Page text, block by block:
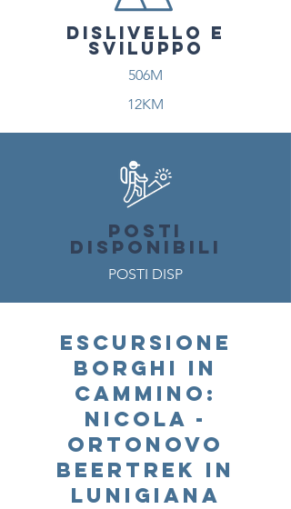
DISLIVELLO E
SVILUPPO
506M
12KM
POSTI
DISPONIBILI
POSTI DISP
ESCURSIONE
Borghi in
cammino:
Nicola -
Ortonovo
BeerTrek in
Lunigiana